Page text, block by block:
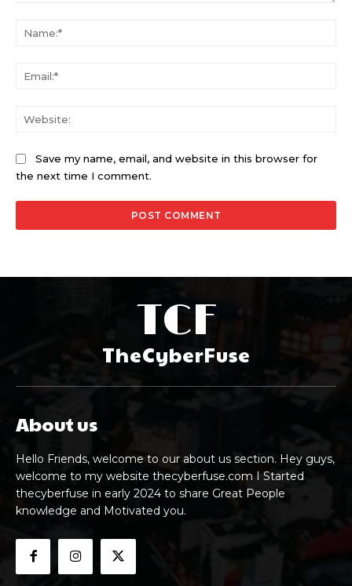
Save my name, email, and website in this browser for
the next time I comment.
TCF
TheCyberFuse
About us
Hello Friends, welcome to our about us section. Hey guys,
welcome to my website thecyberfuse.com I Started
thecyberfuse in early 2024 to share Great People
knowledge and Motivated you.